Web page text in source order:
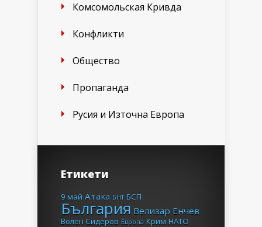
Комсомольская Кривда
Конфликти
Общество
Пропаганда
Русия и Източна Европа
Етикети
9 май Атака БНТ БСП
България Велизар Енчев
Волен Сидеров Европа Крим НАТО